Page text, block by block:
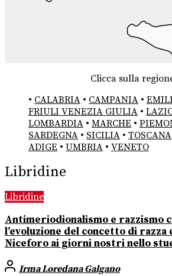
Clicca sulla
• CALABRIA • CAMPANIA •
FRIULI VENEZIA GIULIA •
LOMBARDIA • MARCHE •
SARDEGNA • SICILIA • TOSCANA
ADIGE • UMBRIA • VENETO
Libridine
Libridine
Antimeriodionalismo e razzismo
l’evoluzione del concetto di razza
Niceforo ai giorni nostri nello
Irma Loredana Galgano